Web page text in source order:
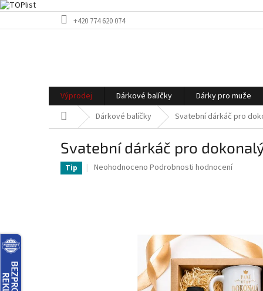
na
+420 774 620 074
Výprodej Dárkové balíčky Dárky pro muže
Domů Dárkové balíčky Svatební dárkáč pro
Svatební dárkáč pro
Tip
Průměrné
Neohodnoceno Podrobnosti hodnocení